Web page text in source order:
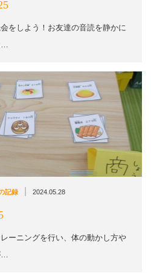
をしよう！お友達の音読を静かに
…
記録 2024.05.28
ーニングを行い、体の動かし方や